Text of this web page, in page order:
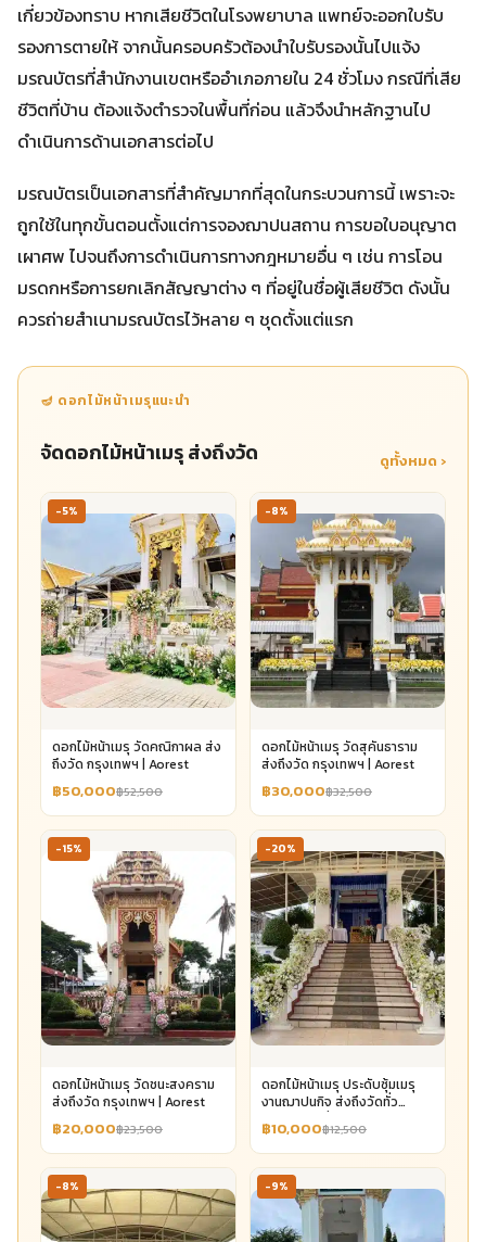
เกี่ยวข้องทราบ หากเสียชีวิตในโรงพยาบาล แพทย์จะออกใบรับ
รองการตายให้ จากนั้นครอบครัวต้องนำใบรับรองนั้นไปแจ้ง
มรณบัตรที่สำนักงานเขตหรืออำเภอภายใน 24 ชั่วโมง กรณีที่เสีย
ชีวิตที่บ้าน ต้องแจ้งตำรวจในพื้นที่ก่อน แล้วจึงนำหลักฐานไป
ดำเนินการด้านเอกสารต่อไป
มรณบัตรเป็นเอกสารที่สำคัญมากที่สุดในกระบวนการนี้ เพราะจะ
ถูกใช้ในทุกขั้นตอนตั้งแต่การจองฌาปนสถาน การขอใบอนุญาต
เผาศพ ไปจนถึงการดำเนินการทางกฎหมายอื่น ๆ เช่น การโอน
มรดกหรือการยกเลิกสัญญาต่าง ๆ ที่อยู่ในชื่อผู้เสียชีวิต ดังนั้น
ควรถ่ายสำเนามรณบัตรไว้หลาย ๆ ชุดตั้งแต่แรก
🪔 ดอกไม้หน้าเมรุแนะนำ
จัดดอกไม้หน้าเมรุ ส่งถึงวัด ดูทั้งหมด ›
-5%
ดอกไม้หน้าเมรุ วัดคณิกาผล ส่ง
ถึงวัด กรุงเทพฯ | Aorest
฿50,000฿52,500
-8%
ดอกไม้หน้าเมรุ วัดสุคันธาราม
ส่งถึงวัด กรุงเทพฯ | Aorest
฿30,000฿32,500
-15%
ดอกไม้หน้าเมรุ วัดชนะสงคราม
ส่งถึงวัด กรุงเทพฯ | Aorest
฿20,000฿23,500
-20%
ดอกไม้หน้าเมรุ ประดับซุ้มเมรุ
งานฌาปนกิจ ส่งถึงวัดทั่ว
฿10,000฿12,500
-8% -9%